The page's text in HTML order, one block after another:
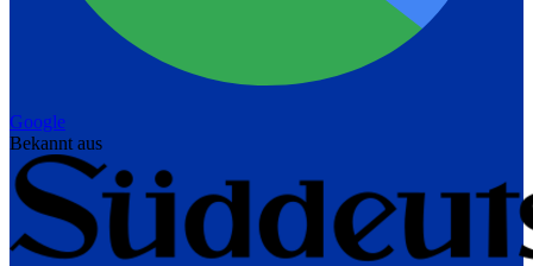
Google
Bekannt aus